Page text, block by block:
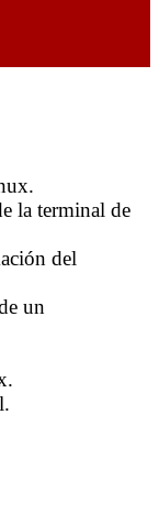
la terminal de
del
un